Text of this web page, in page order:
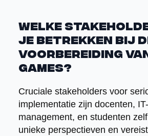
Welke
je betrekken bij
voorbereiding
games?
Cruciale stakeholders voor
implementatie zijn docenten,
management, en studenten
unieke perspectieven en